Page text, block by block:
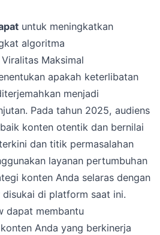
untuk meningkatkan
algoritma
Maksimal
apakah keterlibatan
menjadi
Pada tahun 2025, audiens
konten otentik dan bernilai
dan titik permasalahan
layanan pertumbuhan
konten Anda selaras dengan
di platform saat ini.
dapat membantu
Anda yang berkinerja